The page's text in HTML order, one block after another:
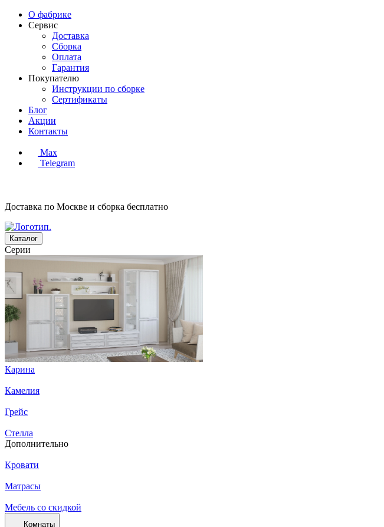
О фабрике
Сервис
Доставка
Сборка
Оплата
Гарантия
Покупателю
Инструкции по сборке
Сертификаты
Блог
Акции
Контакты
Max
Telegram
Доставка по Москве и сборка бесплатно
Каталог
Серии
Карина
Камелия
Грейс
Стелла
Дополнительно
Кровати
Матрасы
Мебель со скидкой
Комнаты